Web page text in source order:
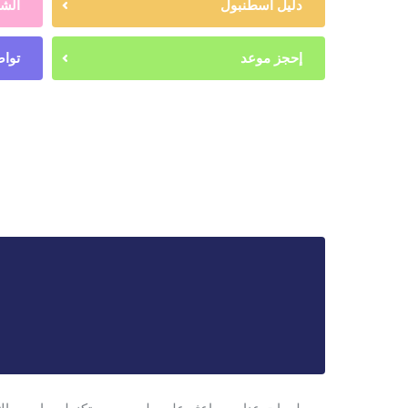
دليل اسطنبول
إحجز موعد